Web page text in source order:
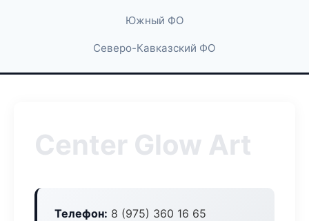
Южный ФО
Северо-Кавказский ФО
Center Glow Art
Телефон: 8 (975) 360 16 65